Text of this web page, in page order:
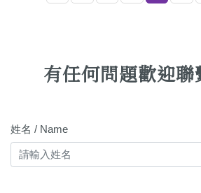
有任何問題歡迎聯
姓名 / Name